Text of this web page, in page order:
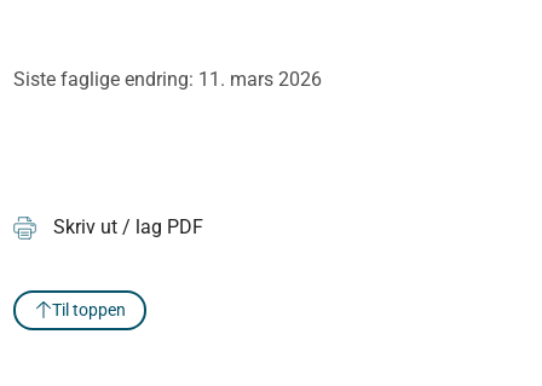
Siste faglige endring: 11. mars 2026
Skriv ut / lag PDF
Til toppen